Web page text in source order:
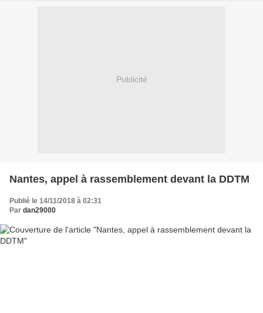
Publicité
Nantes, appel à rassemblement devant la DDTM
Publié le 14/11/2018 à 02:31
Par dan29000